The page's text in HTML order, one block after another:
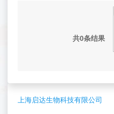
上海启达生物科技有限公司
共0条结果